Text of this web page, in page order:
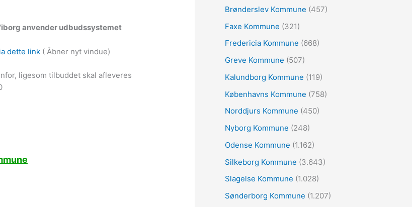
anvender udbudssystemet
dette link ( Åbner nyt vindue)
ligesom tilbuddet skal afleveres
e
r
:
Brønderslev Kommune (457)
Faxe Kommune (321)
Fredericia Kommune (668)
Greve Kommune (507)
Kalundborg Kommune (119)
Københavns Kommune (758)
Norddjurs Kommune (450)
Nyborg Kommune (248)
Odense Kommune (1.162)
Silkeborg Kommune (3.643)
Slagelse Kommune (1.028)
Sønderborg Kommune (1.207)